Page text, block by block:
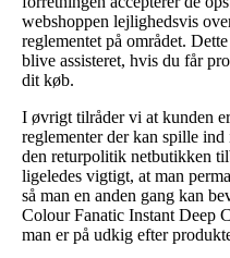
webshoppen lejlighedsvis
reglementet på området.
blive assisteret, hvis du får
dit køb.
I øvrigt tilråder vi at kunden
reglementer der kan spille
den returpolitik netbutikken
ligeledes vigtigt, at man
så man en anden gang kan
Colour Fanatic Instant Deep
man er på udkig efter